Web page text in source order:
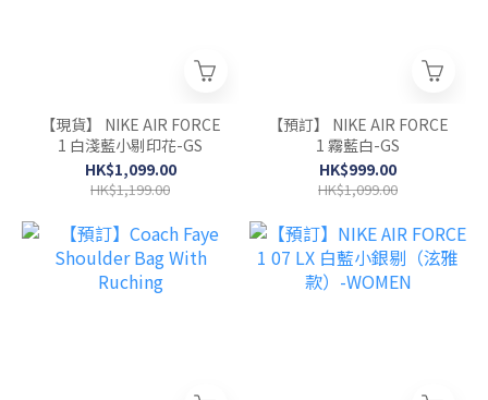
【現貨】 NIKE AIR FORCE
1 白淺藍小剔印花-GS
HK$1,099.00
HK$1,199.00
【預訂】 NIKE AIR FORCE
1 霧藍白-GS
HK$999.00
HK$1,099.00